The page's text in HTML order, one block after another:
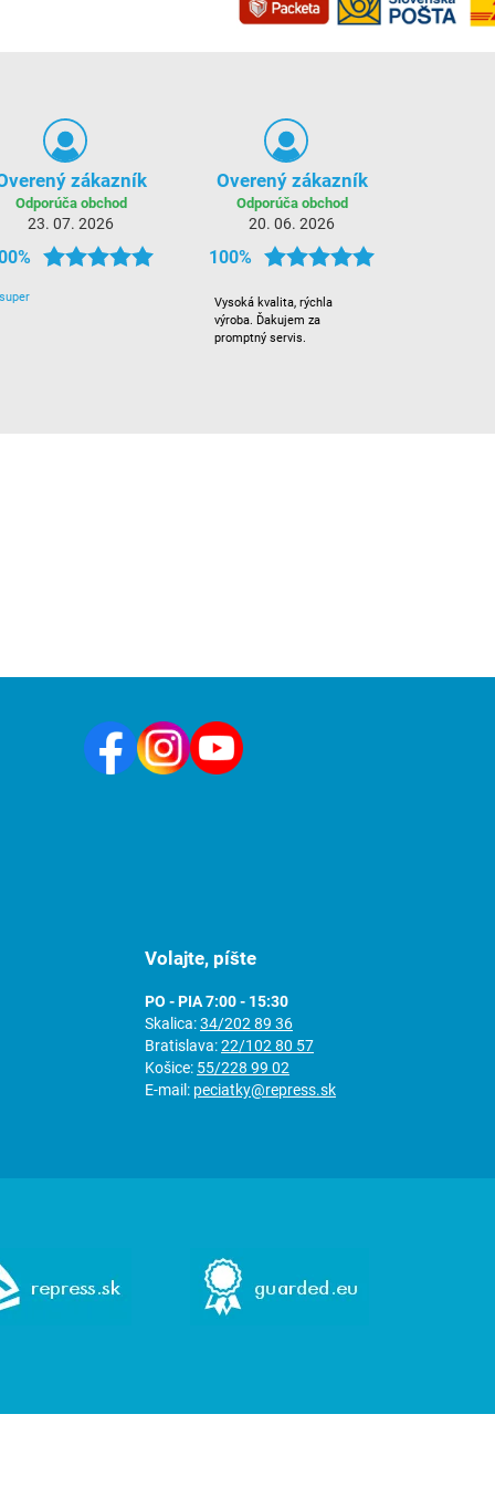
zákazník
Odporúča obchod
23. 07. 2026
Overený zákazník
Odporúča obchod
20. 06. 2026
100%
Vysoká kvalita, rýchla
výroba. Ďakujem za
promptný servis.
Volajte, píšte
PO - PIA 7:00 - 15:30
Skalica:34/202 89 36
Bratislava:22/102 80 57
Košice: 55/228 99 02
E-mail: peciatky@repress.sk